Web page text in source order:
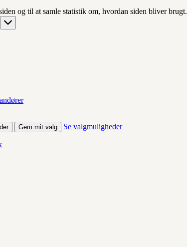
og til at samle statistik om, hvordan siden bliver brugt.
Gem mit valg Se valgmuligheder